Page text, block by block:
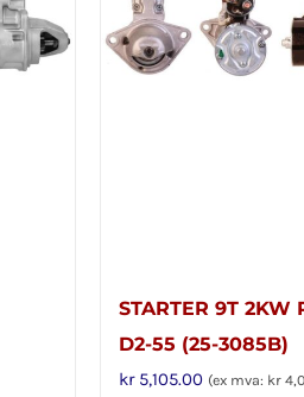
STARTER 9T 2KW
D2-55 (25-3085B)
kr5,105.00 (ex mva: kr